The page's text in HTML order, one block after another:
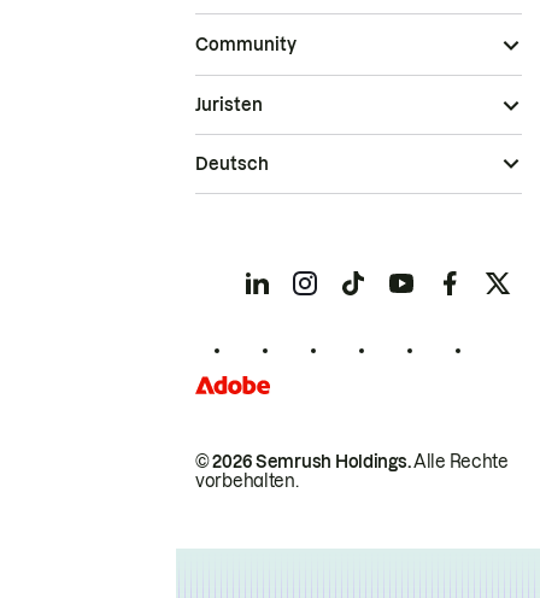
Community
© 2026 Semrush Holdings.Alle Rechte
vorbehalten.
Juristen
Deutsch